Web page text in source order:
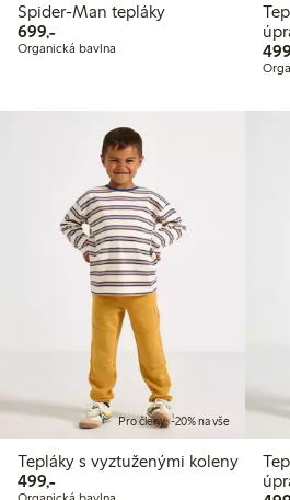
Spider-Man tepláky
699,-699,00 Kč
Organická bavlna
Pro členy: -20% na vše
Tepláky s vyztuženými koleny
499,-499,00 Kč